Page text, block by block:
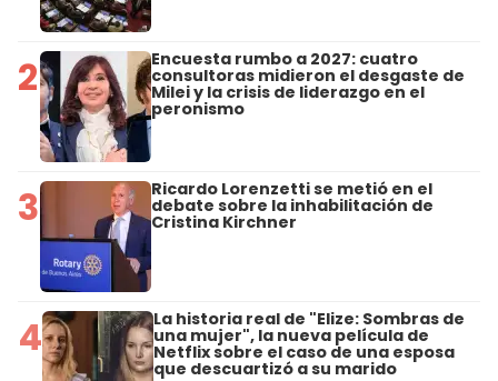
2 Encuesta rumbo a 2027: cuatro
consultoras midieron el desgaste de
Milei y la crisis de liderazgo en el
peronismo
3 Ricardo Lorenzetti se metió en el
debate sobre la inhabilitación de
Cristina Kirchner
4 La historia real de "Elize: Sombras de
una mujer", la nueva película de
Netflix sobre el caso de una esposa
que descuartizó a su marido